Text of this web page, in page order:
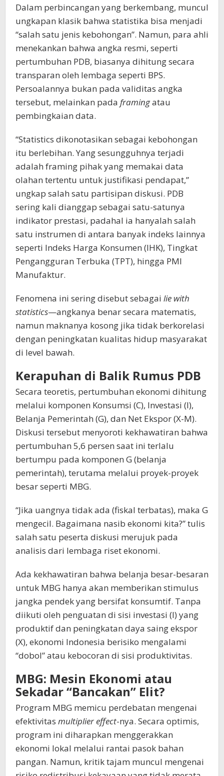
Dalam perbincangan yang berkembang, muncul
ungkapan klasik bahwa statistika bisa menjadi
“salah satu jenis kebohongan”. Namun, para ahli
menekankan bahwa angka resmi, seperti
pertumbuhan PDB, biasanya dihitung secara
transparan oleh lembaga seperti BPS.
Persoalannya bukan pada validitas angka
tersebut, melainkan pada framingatau
pembingkaian data.
“Statistics dikonotasikan sebagai kebohongan
itu berlebihan. Yang sesungguhnya terjadi
adalah framing pihak yang memakai data
olahan tertentu untuk justifikasi pendapat,”
ungkap salah satu partisipan diskusi. PDB
sering kali dianggap sebagai satu-satunya
indikator prestasi, padahal ia hanyalah salah
satu instrumen di antara banyak indeks lainnya
seperti Indeks Harga Konsumen (IHK), Tingkat
Pengangguran Terbuka (TPT), hingga PMI
Manufaktur.
Fenomena ini sering disebut sebagai lie with
statistics—angkanya benar secara matematis,
namun maknanya kosong jika tidak berkorelasi
dengan peningkatan kualitas hidup masyarakat
di level bawah.
Kerapuhan di Balik Rumus PDB
Secara teoretis, pertumbuhan ekonomi dihitung
melalui komponen Konsumsi (C), Investasi (I),
Belanja Pemerintah (G), dan Net Ekspor (X-M).
Diskusi tersebut menyoroti kekhawatiran bahwa
pertumbuhan 5,6 persen saat ini terlalu
bertumpu pada komponen G (belanja
pemerintah), terutama melalui proyek-proyek
besar seperti MBG.
“Jika uangnya tidak ada (fiskal terbatas), maka G
mengecil. Bagaimana nasib ekonomi kita?” tulis
salah satu peserta diskusi merujuk pada
analisis dari lembaga riset ekonomi.
Ada kekhawatiran bahwa belanja besar-besaran
untuk MBG hanya akan memberikan stimulus
jangka pendek yang bersifat konsumtif. Tanpa
diikuti oleh penguatan di sisi investasi (I) yang
produktif dan peningkatan daya saing ekspor
(X), ekonomi Indonesia berisiko mengalami
“dobol” atau kebocoran di sisi produktivitas.
MBG: Mesin Ekonomi atau
Sekadar “Bancakan” Elit?
Program MBG memicu perdebatan mengenai
efektivitas multiplier effect-nya. Secara optimis,
program ini diharapkan menggerakkan
ekonomi lokal melalui rantai pasok bahan
pangan. Namun, kritik tajam muncul mengenai